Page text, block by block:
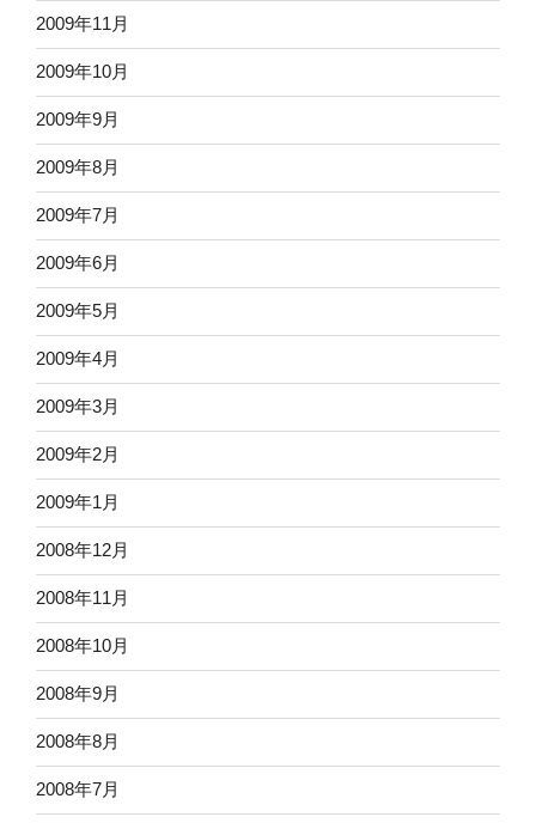
2009年11月
2009年10月
2009年9月
2009年8月
2009年7月
2009年6月
2009年5月
2009年4月
2009年3月
2009年2月
2009年1月
2008年12月
2008年11月
2008年10月
2008年9月
2008年8月
2008年7月